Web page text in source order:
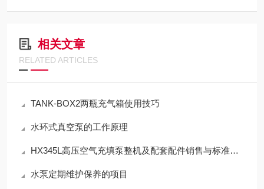
相关文章
RELATED ARTICLES
TANK-BOX2两瓶充气箱使用技巧
水环式真空泵的工作原理
HX345L高压空气充填泵整机及配套配件销售与标准化应用技术解析
水泵定期维护保养的项目